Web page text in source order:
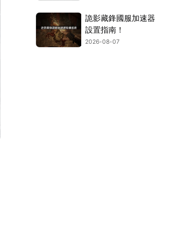
詭影藏鋒國服加速器
設置指南！
2026-08-07